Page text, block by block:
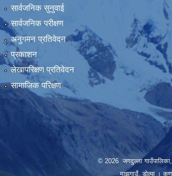
सार्वजनिक सुनुवाई
सार्वजनिक परीक्षण
अनुगमन प्रतिवेदन
प्रकाशन
लेखापरिक्षण प्रतिवेदन
सामाजिक परिक्षण
© 2026 जगदुल्ला गाउँपालिका,
माझगाउँ, डोल्पा ।